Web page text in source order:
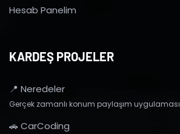
Hesab Panelim
KARDEŞ PROJELER
📍 Neredeler
Gerçek zamanlı konum paylaşım uygulaması
🚗 CarCoding